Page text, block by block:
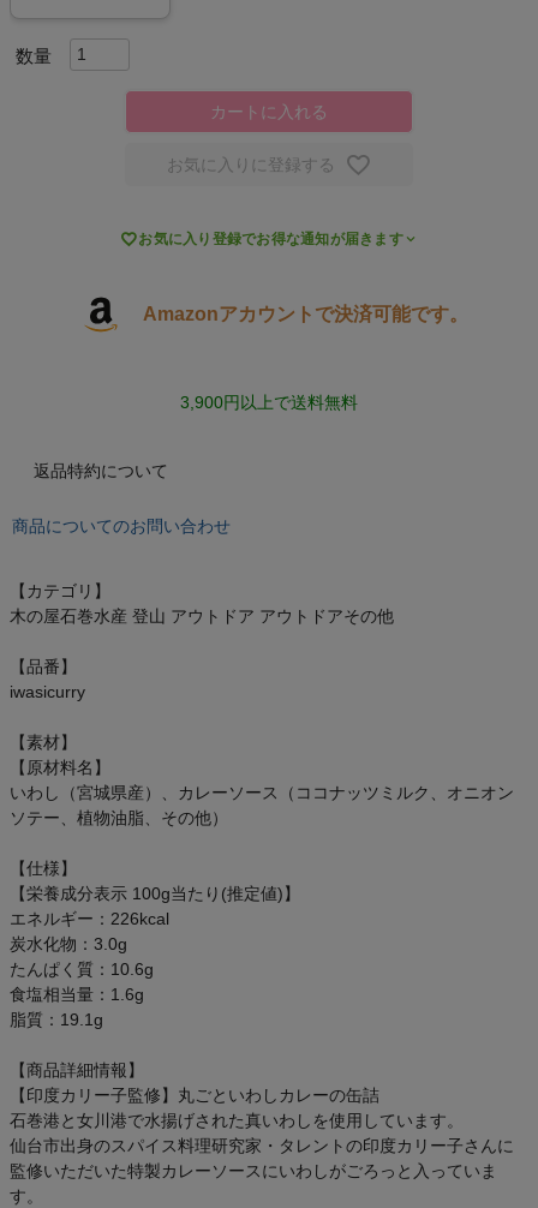
ヨガ
キャンプ・フェス
インフィット INFIT
サックス SAXX
オン On
スポーツマリオTOP
ベースボールマリオ（野球商品）
お気に入り
ご利用ガイド
クーポン一覧
商品レビュー
プロテイン・サプリメントまとめ買い
アウトレットセール
スタッフコーディネート
カートに入れる
お気に入りに登録する
お気に入り登録でお得な通知が届きます
Amazonアカウントで決済可能です。
3,900円以上で送料無料
返品特約について
商品についてのお問い合わせ
【カテゴリ】
木の屋石巻水産 登山 アウトドア アウトドアその他
【品番】
iwasicurry
【素材】
【原材料名】
いわし（宮城県産）、カレーソース（ココナッツミルク、オニオン
ソテー、植物油脂、その他）
【仕様】
【栄養成分表示 100g当たり(推定値)】
エネルギー：226kcal
炭水化物：3.0g
たんぱく質：10.6g
食塩相当量：1.6g
脂質：19.1g
【商品詳細情報】
【印度カリー子監修】丸ごといわしカレーの缶詰
石巻港と女川港で水揚げされた真いわしを使用しています。
仙台市出身のスパイス料理研究家・タレントの印度カリー子さんに
監修いただいた特製カレーソースにいわしがごろっと入っていま
す。